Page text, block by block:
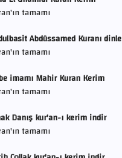
tamamı
Abdüssamed Kuranı dinle
tamamı
imamı Mahir Kuran Kerim
tamamı
Danış kur'an-ı kerim indir
tamamı